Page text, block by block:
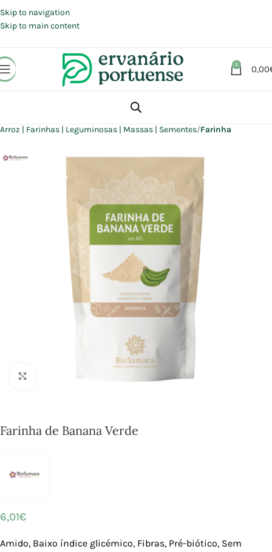
Skip to navigation
Skip to main content
0 0,00
Arroz | Farinhas | Leguminosas | Massas | Sementes Farinha
Farinha de Banana Verde
6,01€
Amido, Baixo índice glicémico, Fibras, Pré-biótico, Sem